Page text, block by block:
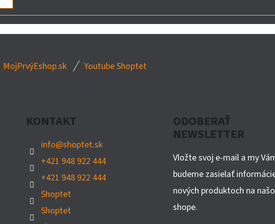
MojPrvýEshop.sk
Youtube Shoptet
KONTAKT
info@shoptet.sk
+421 948 922 444
+421 948 922 444
Shoptet
Shoptet
ODOBERAŤ
NEWSLETTER
Vložte svoj e-mail a my
budeme zasielať
nových produktoch na
shope.